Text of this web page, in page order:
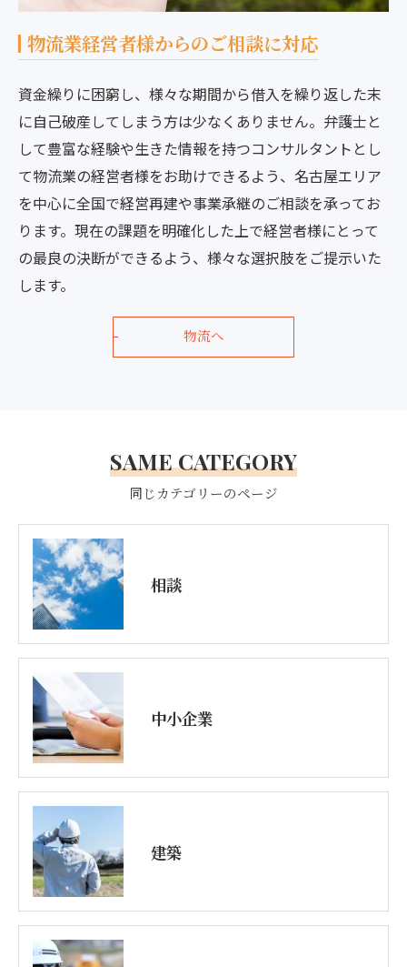
物流業経営者様からのご相談に対応
資金繰りに困窮し、様々な期間から借入を繰り返した末
に自己破産してしまう方は少なくありません。弁護士と
して豊富な経験や生きた情報を持つコンサルタントとし
て物流業の経営者様をお助けできるよう、名古屋エリア
を中心に全国で経営再建や事業承継のご相談を承ってお
ります。現在の課題を明確化した上で経営者様にとって
の最良の決断ができるよう、様々な選択肢をご提示いた
します。
物流へ
同じカテゴリーのページ
SAME CATEGORY
相談
中小企業
建築